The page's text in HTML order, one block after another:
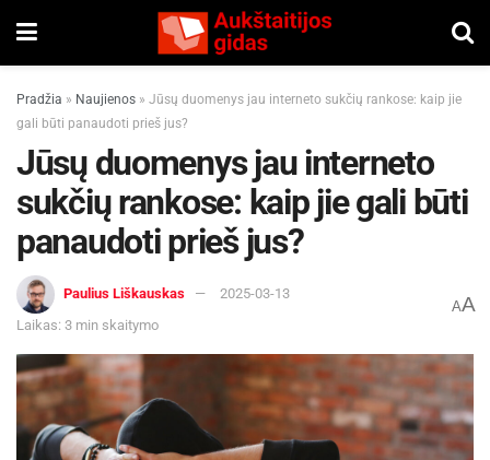
Pradžia » Naujienos » Jūsų duomenys jau interneto sukčių rankose: kaip jie
gali būti panaudoti prieš jus?
Jūsų duomenys jau interneto
sukčių rankose: kaip jie gali būti
panaudoti prieš jus?
Paulius Liškauskas
2025-03-13
Laikas: 3 min skaitymo
AA